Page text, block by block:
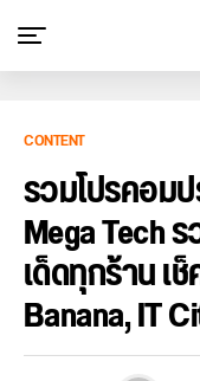
CONTENT
รวมโปรคอม
Mega Tech
เด็ดทุกร้าน เ
Banana, IT